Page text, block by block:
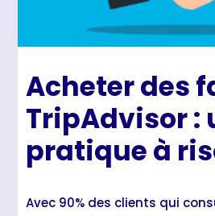
Acheter des
TripAdvisor :
pratique à
Avec 90% des clients qui